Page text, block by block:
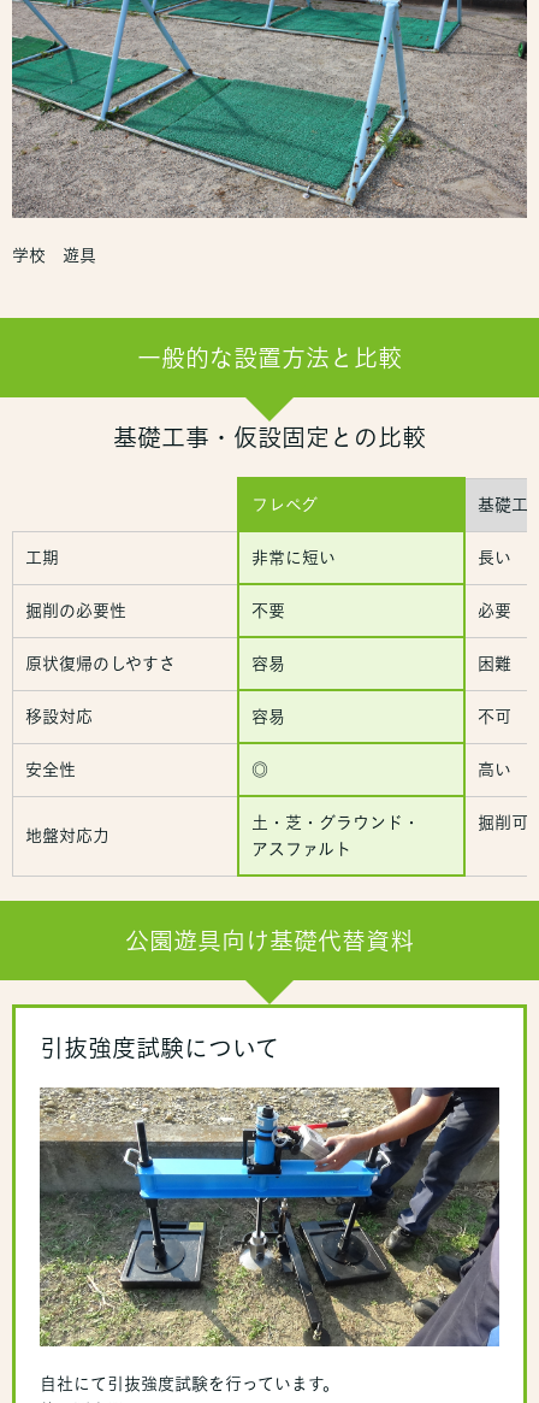
学校 遊具
一般的な設置方法と比較
基礎工事・仮設固定との比較
フレペグ 基礎工
工期 非常に短い 長い
掘削の必要性 不要 必要
原状復帰のしやすさ 容易 困難
移設対応 容易 不可
安全性 ◎ 高い
地盤対応力
土・芝・グラウンド・
アスファルト
掘削可
公園遊具向け基礎代替資料
引抜強度試験について
自社にて引抜強度試験を行っています。